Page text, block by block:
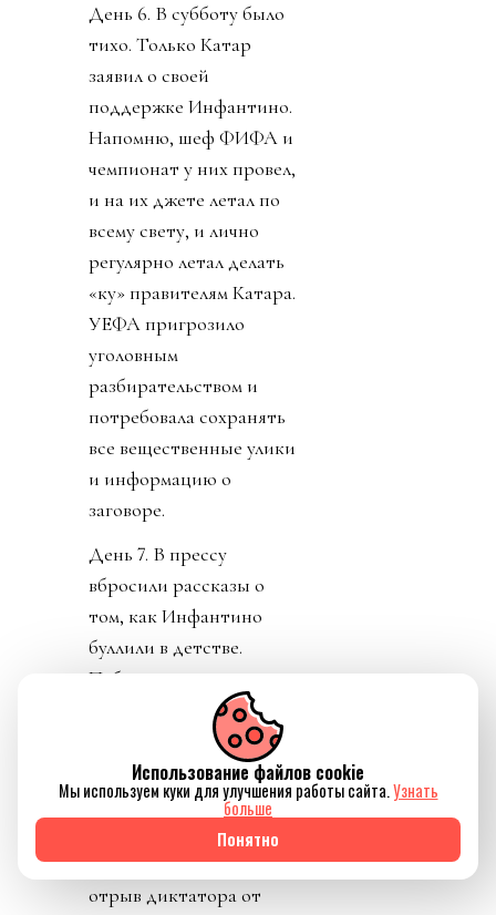
День 6. В субботу было
тихо. Только Катар
заявил о своей
поддержке Инфантино.
Напомню, шеф ФИФА и
чемпионат у них провел,
и на их джете летал по
всему свету, и лично
регулярно летал делать
«ку» правителям Катара.
УЕФА пригрозило
уголовным
разбирательством и
потребовала сохранять
все вещественные улики
и информацию о
заговоре.
День 7. В прессу
вбросили рассказы о
том, как Инфантино
буллили в детстве.
Публика восприняла как
должно. «Жаль тебя.
Теперь проваливай». У
тирана не только не
получилось разыграть
карту жертвы, но и
обнажило тотальный
отрыв диктатора от
Использование файлов cookie
Мы используем куки для улучшения работы сайта.Узнать
больше
Понятно